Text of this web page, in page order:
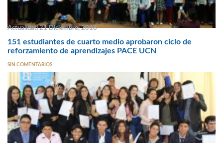
Actualidad 21 Diciembre, 2018
151 estudiantes de cuarto medio aprobaron ciclo de
reforzamiento de aprendizajes PACE UCN
SIN COMENTARIOS